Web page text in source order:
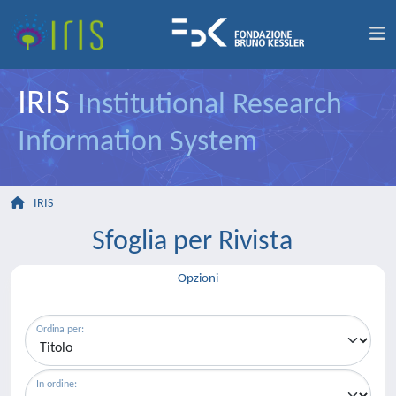
IRIS Institutional Research
Information System
IRIS
Sfoglia per Rivista
Opzioni
Ordina per:
In ordine: